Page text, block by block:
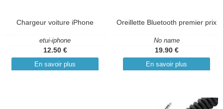
Chargeur voiture iPhone
etui-iphone
12.50 €
En savoir plus
Oreillette Bluetooth premier prix
No name
19.90 €
En savoir plus